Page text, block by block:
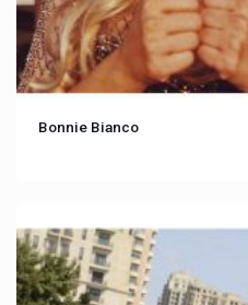
Bonnie Bianco